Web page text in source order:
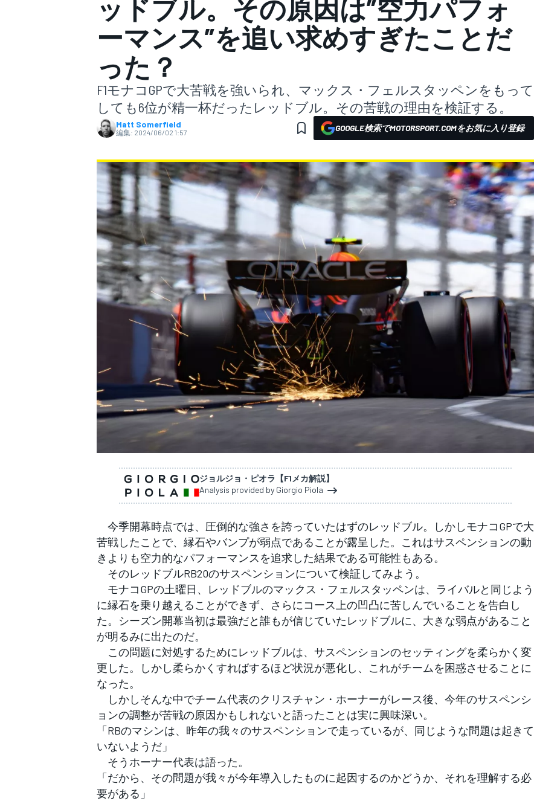
スーパーフォーミュラ
スーパーGT
フォーミュラE
ッドブル。その原因は”空力パフォ
ーマンス”を追い求めすぎたことだ
った？
F1モナコGPで大苦戦を強いられ、マックス・フェルスタッペンをもって
しても6位が精一杯だったレッドブル。その苦戦の理由を検証する。
Matt Somerfield
編集: 2024/06/02 1:57 GOOGLE検索でMOTORSPORT.COMをお気に入り登録
ジョルジョ・ピオラ【F1メカ解説】
Analysis provided by Giorgio Piola
今季開幕時点では、圧倒的な強さを誇っていたはずのレッドブル。しかしモナコGPで大
苦戦したことで、縁石やバンプが弱点であることが露呈した。これはサスペンションの動
きよりも空力的なパフォーマンスを追求した結果である可能性もある。
そのレッドブルRB20のサスペンションについて検証してみよう。
モナコGPの土曜日、レッドブルのマックス・フェルスタッペンは、ライバルと同じよう
に縁石を乗り越えることができず、さらにコース上の凹凸に苦しんでいることを告白し
た。シーズン開幕当初は最強だと誰もが信じていたレッドブルに、大きな弱点があること
が明るみに出たのだ。
この問題に対処するためにレッドブルは、サスペンションのセッティングを柔らかく変
更した。しかし柔らかくすればするほど状況が悪化し、これがチームを困惑させることに
なった。
しかしそんな中でチーム代表のクリスチャン・ホーナーがレース後、今年のサスペンシ
ョンの調整が苦戦の原因かもしれないと語ったことは実に興味深い。
「RBのマシンは、昨年の我々のサスペンションで走っているが、同じような問題は起きて
いないようだ」
そうホーナー代表は語った。
「だから、その問題が我々が今年導入したものに起因するのかどうか、それを理解する必
要がある」